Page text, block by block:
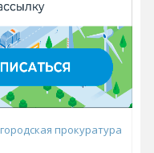
прокуратура